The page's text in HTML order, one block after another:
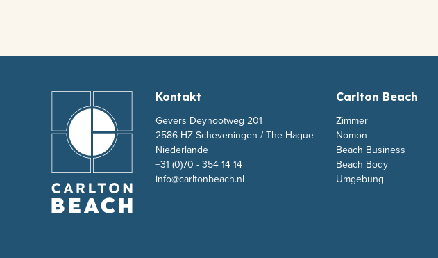
Kontakt
Gevers Deynootweg 201
2586 HZ Scheveningen / The Hague
Niederlande
+31 (0)70 - 354 14 14
info@carltonbeach.nl
Carlton Beach
Zimmer
Nomon
Beach Business
Beach Body
Umgebung